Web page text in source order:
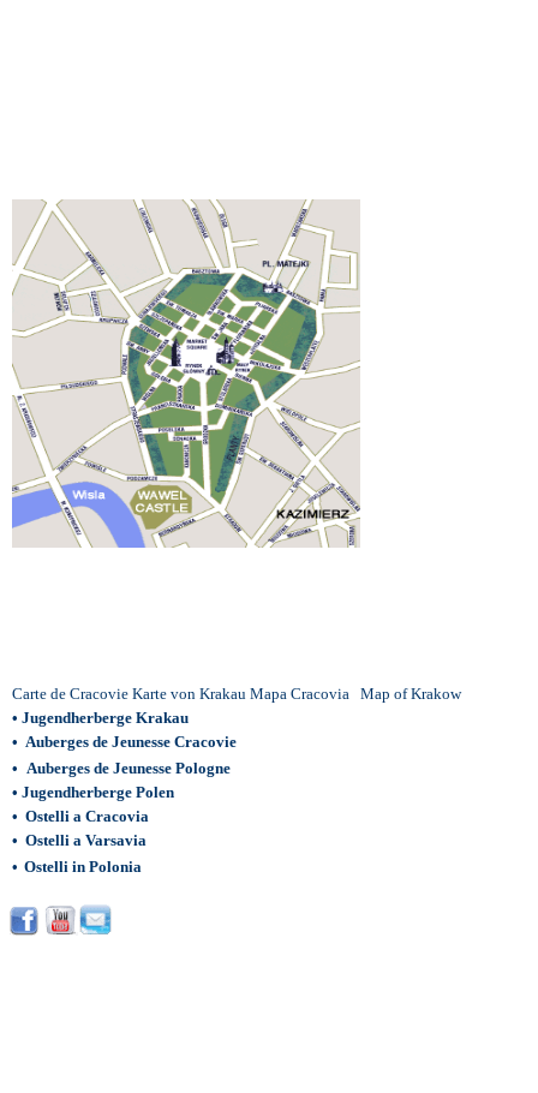
Carte de Cracovie Karte von Krakau Mapa Cracovia Map of Krakow
• Jugendherberge Krakau
• Auberges de Jeunesse Cracovie
• Auberges de Jeunesse Pologne
• Jugendherberge Polen
• Ostelli a Cracovia
• Ostelli a Varsavia
• Ostelli in Polonia